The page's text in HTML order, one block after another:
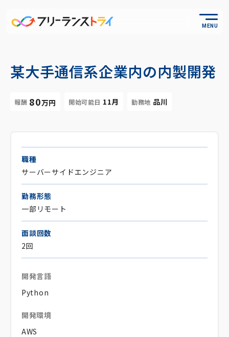
MENU
某大手通信系企業内の内製開発
報酬 80万円 開始可能日 11月 勤務地 品川
職種
サーバーサイドエンジニア
勤務形態
一部リモート
面談回数
2回
開発言語
Python
開発環境
AWS